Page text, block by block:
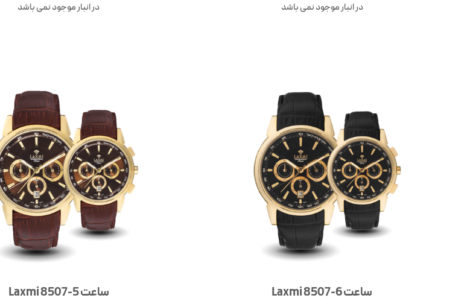
در انبار موجود نمی باشد در انبار موجود نمی باشد
ساعت Laxmi 8507-6 ساعت Laxmi 8507-5